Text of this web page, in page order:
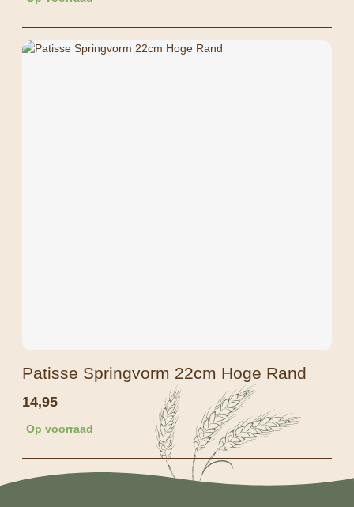
Patisse Springvorm 22cm Hoge Rand
14,95
Op voorraad